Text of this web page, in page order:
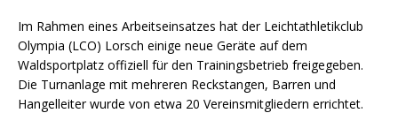
Im Rahmen eines Arbeitseinsatzes hat der Leichtathletikclub
Olympia (LCO) Lorsch einige neue Geräte auf dem
Waldsportplatz offiziell für den Trainingsbetrieb freigegeben.
Die Turnanlage mit mehreren Reckstangen, Barren und
Hangelleiter wurde von etwa 20 Vereinsmitgliedern errichtet.